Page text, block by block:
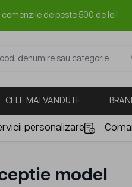
comenzile de peste 500 de lei!
CELE MAI VANDUTE
personalizare
model